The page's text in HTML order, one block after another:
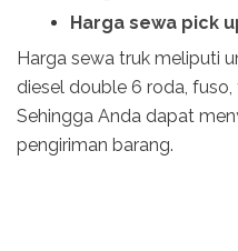
Harga sewa pick
Harga sewa truk meliputi
diesel double 6 roda,
Sehingga Anda dapat
pengiriman barang.